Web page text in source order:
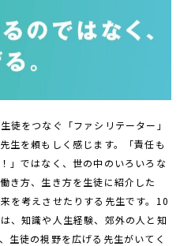
徒をつなぐ「ファシリテーター」
生を頼もしく感じます。「責任も
」ではなく、世の中のいろいろな
き方、生き方を生徒に紹介した
を考えさせたりする先生です。10
、知識や人生経験、郊外の人と知
生徒の視野を広げる先生がいてく